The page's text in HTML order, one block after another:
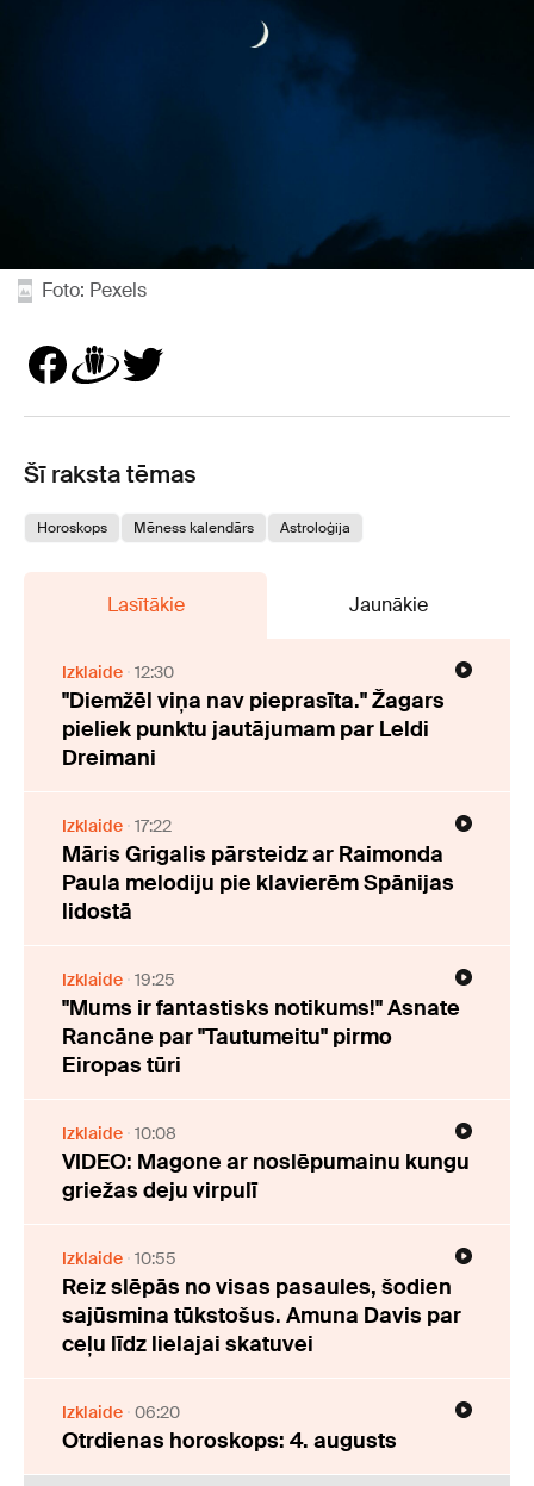
Foto: Pexels
Šī raksta tēmas
Horoskops Mēness kalendārs Astroloģija
Lasītākie Jaunākie
Izklaide 12:30
"Diemžēl viņa nav pieprasīta." Žagars
pieliek punktu jautājumam par Leldi
Dreimani
Izklaide 17:22
Māris Grigalis pārsteidz ar Raimonda
Paula melodiju pie klavierēm Spānijas
lidostā
Izklaide 19:25
"Mums ir fantastisks notikums!" Asnate
Rancāne par "Tautumeitu" pirmo
Eiropas tūri
Izklaide 10:08
VIDEO: Magone ar noslēpumainu kungu
griežas deju virpulī
Izklaide 10:55
Reiz slēpās no visas pasaules, šodien
sajūsmina tūkstošus. Amuna Davis par
ceļu līdz lielajai skatuvei
Izklaide 06:20
Otrdienas horoskops: 4. augusts